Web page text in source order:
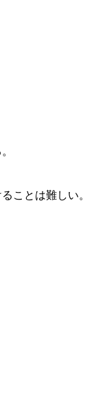
ことは難しい。